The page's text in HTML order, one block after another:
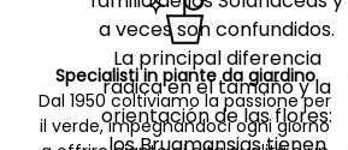
a veces son confundidos.
La principal diferencia
radica en el tamaño y la
orientación de las flores:
Specialisti in piante da giardino
Dal 1950 coltiviamo la passione per
il verde, impegnandoci ogni giorno